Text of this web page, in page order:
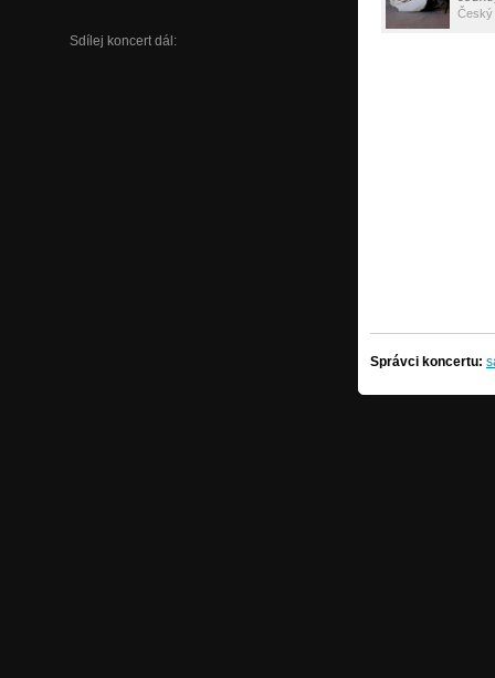
Sdílej koncert dál:
Český
Správci koncertu: